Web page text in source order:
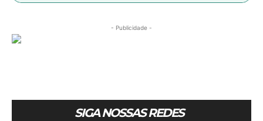
- Publicidade -
SIGA NOSSAS REDES